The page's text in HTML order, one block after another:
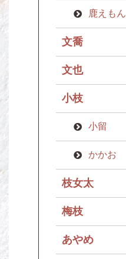
鹿えもん
文喬
文也
小枝
小留
かかお
枝女太
梅枝
あやめ